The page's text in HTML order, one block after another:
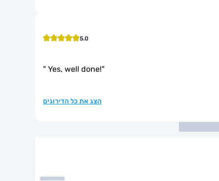
5.0
" Yes, well done!"
הצג את כל הדירוגים